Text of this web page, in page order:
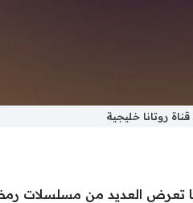
قناة روتانا خليجية
تعرض العديد من مسلسلات